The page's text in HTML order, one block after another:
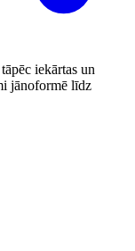
iekārtas un
jānoformē līdz